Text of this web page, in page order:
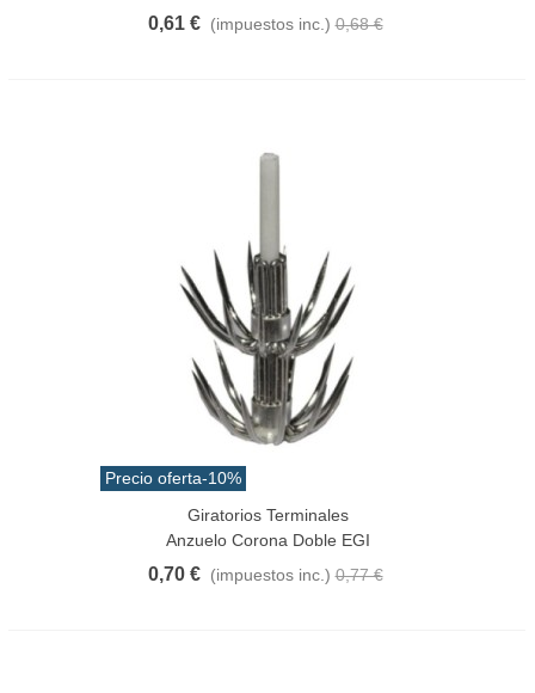
0,61 € (impuestos inc.) 0,68 €
Precio oferta-10%
Giratorios Terminales
Anzuelo Corona Doble EGI
0,70 € (impuestos inc.) 0,77 €